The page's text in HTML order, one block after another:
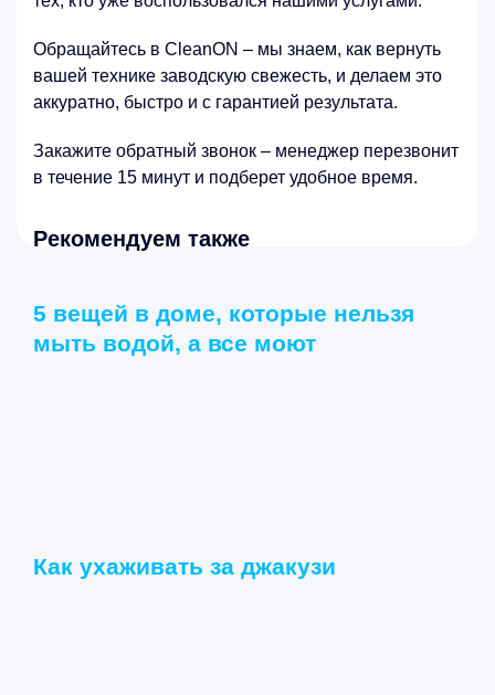
Обращайтесь в CleanON – мы знаем, как вернуть
вашей технике заводскую свежесть, и делаем это
аккуратно, быстро и с гарантией результата.
Закажите обратный звонок – менеджер перезвонит
в течение 15 минут и подберет удобное время.
Рекомендуем также
5 вещей в доме, которые нельзя
мыть водой, а все моют
Как ухаживать за джакузи